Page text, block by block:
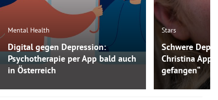
Mental Health
Digital gegen Depression:
Psychotherapie per App bald auch
in Österreich
Stars
Schwere
Christina
gefangen“